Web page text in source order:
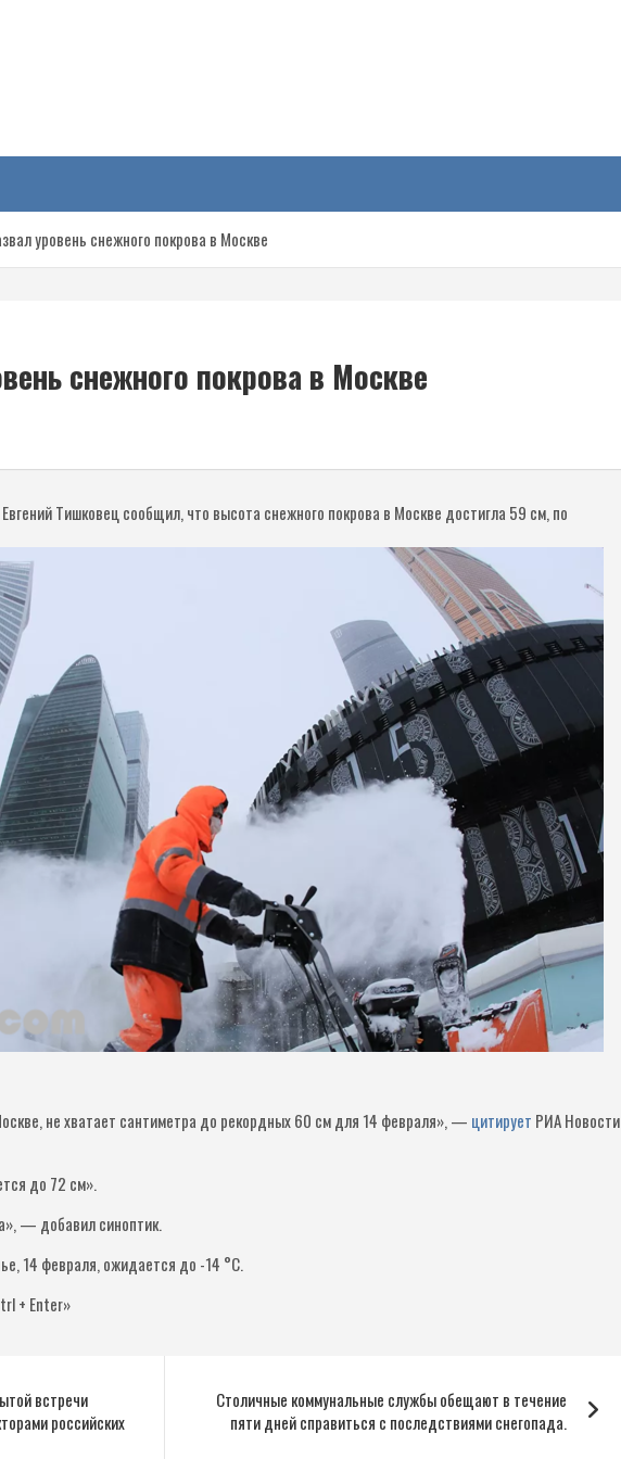
на
в Новороссии,
уровень снежного покрова в Москве
снежного покрова в Москве
Тишковец сообщил, что высота снежного покрова в Москве достигла 59 см, по
не хватает сантиметра до рекордных 60 см для 14 февраля», — цитирует РИА Новости
до 72 см».
— добавил синоптик.
14 февраля, ожидается до -14 °C.
+ Enter»
встречи
российских
Столичные коммунальные службы обещают в течение
пяти дней справиться с последствиями снегопада.